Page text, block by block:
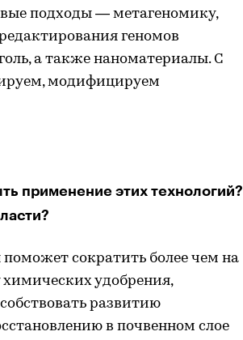
подходы — метагеномику,
геномов
а также наноматериалы. С
модифицируем
применение этих технологий?
сократить более чем на
удобрения,
развитию
в почвенном слое